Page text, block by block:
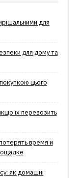
для
для дому та
цього
їх перевозить
время и
як домашні